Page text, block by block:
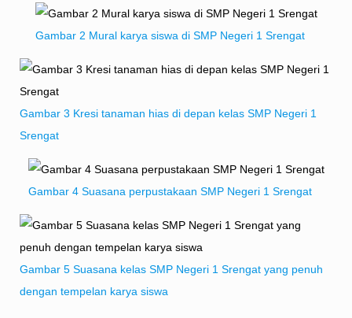
Gambar 2 Mural karya siswa di SMP Negeri 1 Srengat
Gambar 3 Kresi tanaman hias di depan kelas SMP Negeri 1
Srengat
Gambar 4 Suasana perpustakaan SMP Negeri 1 Srengat
Gambar 5 Suasana kelas SMP Negeri 1 Srengat yang penuh
dengan tempelan karya siswa